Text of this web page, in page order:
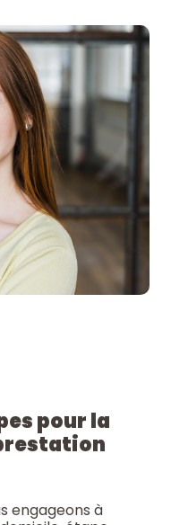
pour la
engageons à